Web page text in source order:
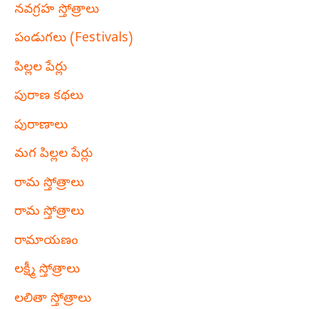
నవగ్రహ స్తోత్రాలు
పండుగలు (Festivals)
పిల్లల పేర్లు
పురాణ కథలు
పురాణాలు
మగ పిల్లల పేర్లు
రామ స్తోత్రాలు
రామ స్తోత్రాలు
రామాయణం
లక్ష్మీ స్తోత్రాలు
లలితా స్తోత్రాలు